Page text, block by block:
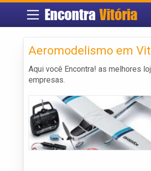
Encontra Vitória
Aeromodelismo em
Aqui você Encontra! as melhores
empresas.